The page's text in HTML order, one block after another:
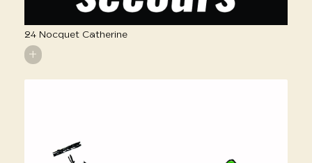
24 Nocquet Catherine
+